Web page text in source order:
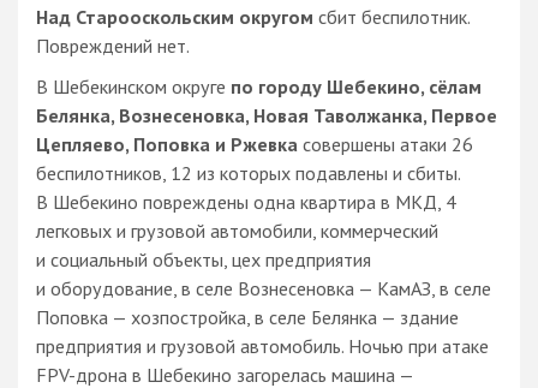
Над Старооскольским округом сбит беспилотник.
Повреждений нет.
В Шебекинском округе по городу Шебекино, сёлам
Белянка, Вознесеновка, Новая Таволжанка, Первое
Цепляево, Поповка и Ржевка совершены атаки 26
беспилотников, 12 из которых подавлены и сбиты.
В Шебекино повреждены одна квартира в МКД, 4
легковых и грузовой автомобили, коммерческий
и социальный объекты, цех предприятия
и оборудование, в селе Вознесеновка — КамАЗ, в селе
Поповка — хозпостройка, в селе Белянка — здание
предприятия и грузовой автомобиль. Ночью при атаке
FPV-дрона в Шебекино загорелась машина —